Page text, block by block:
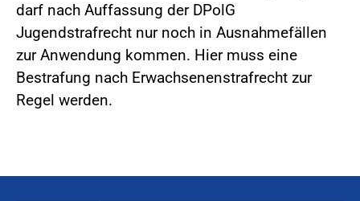
darf nach Auffassung der DPolG
Jugendstrafrecht nur noch in Ausnahmefällen
zur Anwendung kommen. Hier muss eine
Bestrafung nach Erwachsenenstrafrecht zur
Regel werden.